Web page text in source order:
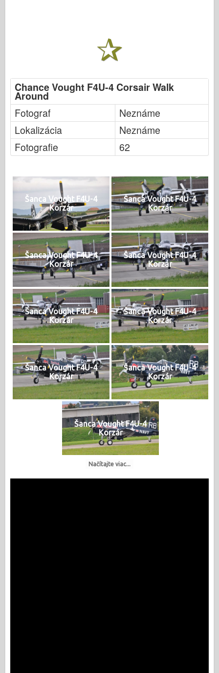
Chance Vought F4U-4 Corsair Walk
Around
Fotograf
Neznáme
Lokalizácia
Neznáme
Fotografie
62
Šanca Vought F4U-4
Korzár
Šanca Vought F4U-4
Korzár
Šanca Vought F4U-4
Korzár
Šanca Vought F4U-4
Korzár
Šanca Vought F4U-4
Korzár
Šanca Vought F4U-4
Korzár
Šanca Vought F4U-4
Korzár
Šanca Vought F4U-4
Korzár
Šanca Vought F4U-4
Korzár
Načítajte viac...